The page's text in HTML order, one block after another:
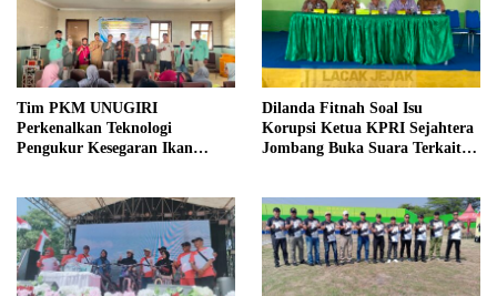
Tim PKM UNUGIRI
Perkenalkan Teknologi
Pengukur Kesegaran Ikan
Dilanda Fitnah Soal Isu
Korupsi Ketua KPRI Sejahtera
Jombang Buka Suara Terkait